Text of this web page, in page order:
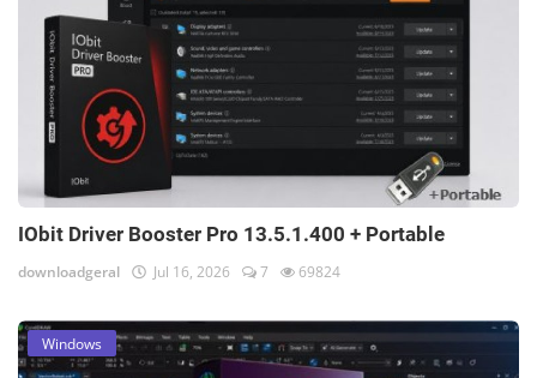
IObit Driver Booster Pro 13.5.1.400 + Portable
downloadgeral Jul 16, 2026 7 69824
Windows